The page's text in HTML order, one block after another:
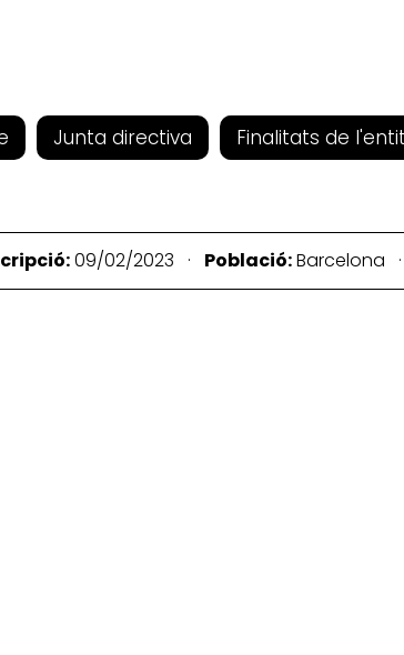
Junta directiva Finalitats de
09/02/2023 · Població:Barcelona ·